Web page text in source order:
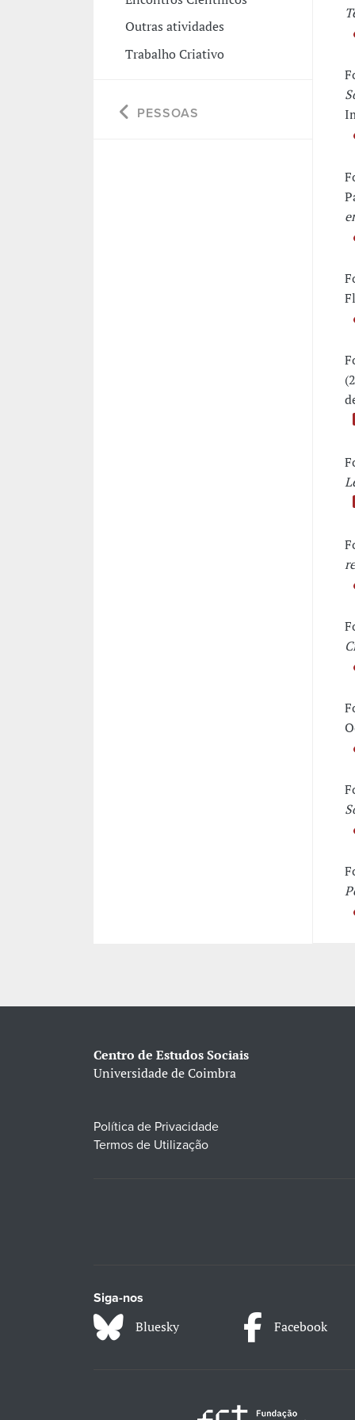
Outras atividades
Trabalho Criativo
PESSOAS
Centro de Estudos Sociais
Universidade de Coimbra
Política de Privacidade
Termos de Utilização
Siga-nos
Bluesky Facebook